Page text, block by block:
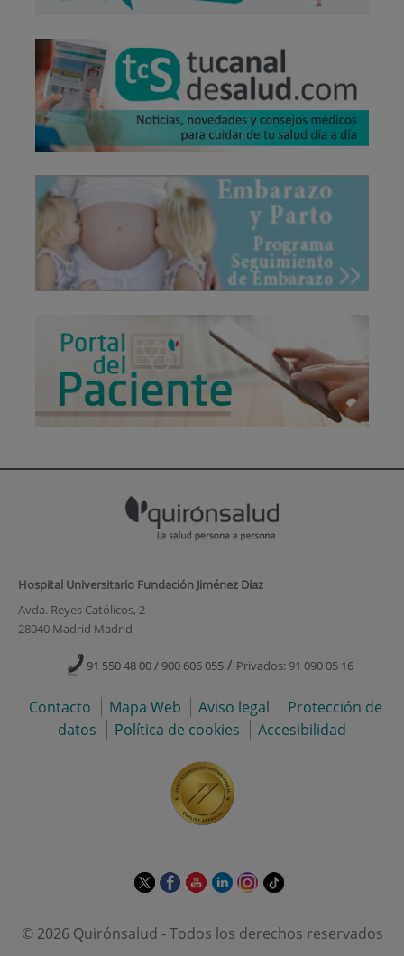
Hospital Universitario Fundación Jiménez Díaz
Avda. Reyes Católicos, 2
28040 Madrid Madrid
91 550 48 00 / 900 606 055 / Privados: 91 090 05 16
Contacto Mapa Web Aviso legal
Protección de
datos
Política de cookies Accesibilidad
Este
abrirá
Este
abrirá
Este
abrirá
Este
abrirá
Este
abrirá
Enlace
aplicación
© 2026 Quirónsalud - Todos los derechos reservados